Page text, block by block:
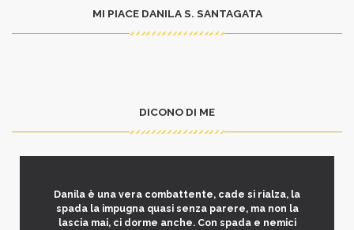
MI PIACE DANILA S. SANTAGATA
DICONO DI ME
Danila è una vera combattente, cade si rialza, la
spada la impugna quasi senza parere, ma non la
lascia mai, ci dorme anche. Con spada e nemici